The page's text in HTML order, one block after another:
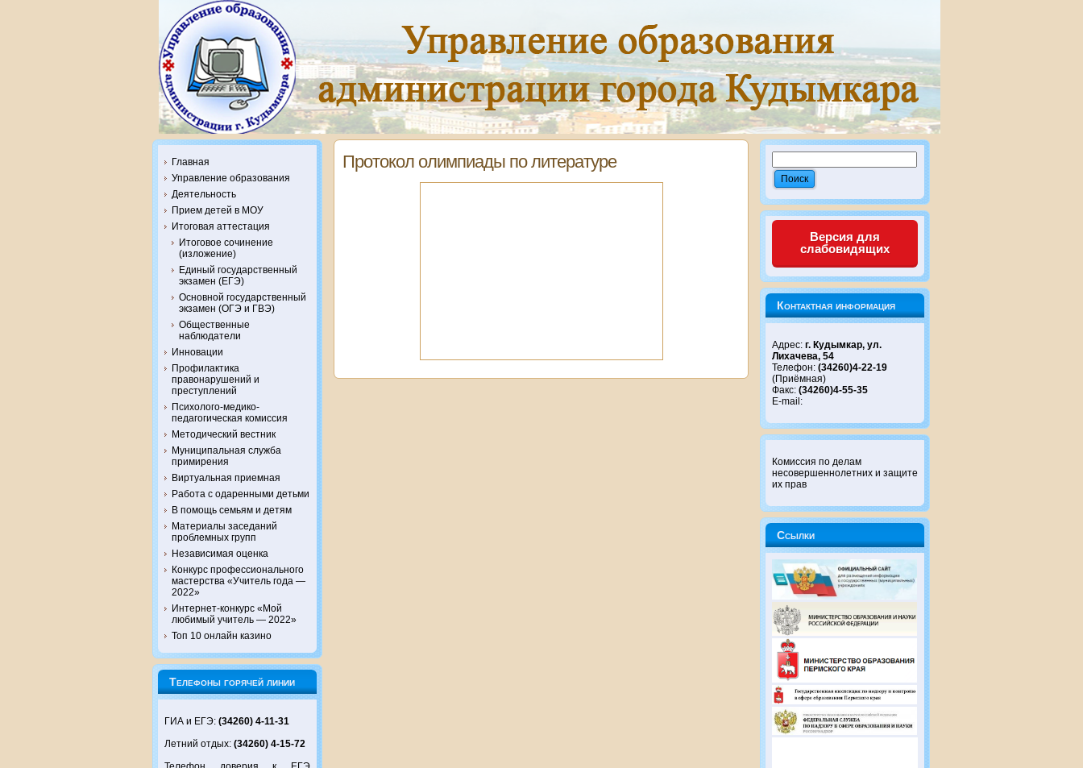
Главная
Управление образования
Деятельность
Прием детей в МОУ
Итоговая аттестация
Итоговое сочинение
(изложение)
Единый государственный
экзамен (ЕГЭ)
Основной государственный
экзамен (ОГЭ и ГВЭ)
Общественные
наблюдатели
Инновации
Профилактика
правонарушений и
преступлений
Психолого-медико-
педагогическая комиссия
Методический вестник
Муниципальная служба
примирения
Виртуальная приемная
Работа с одаренными детьми
В помощь семьям и детям
Материалы заседаний
проблемных групп
Независимая оценка
Конкурс профессионального
мастерства «Учитель года —
2022»
Интернет-конкурс «Мой
любимый учитель — 2022»
Топ 10 онлайн казино
Телефоны горячей линии
ГИА и ЕГЭ: (34260) 4-11-31
Летний отдых: (34260) 4-15-72
Протокол олимпиады по литературе
Версия для
слабовидящих
Контактная информация
Адрес: г. Кудымкар, ул.
Лихачева, 54
Телефон: (34260)4-22-19
(Приёмная)
Факс: (34260)4-55-35
E-mail:
Комиссия по делам
несовершеннолетних и защите
их прав
Ссылки